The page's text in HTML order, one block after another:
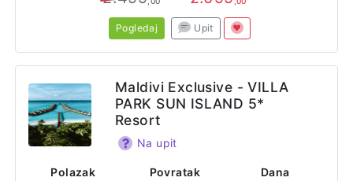
Pogledaj Upit
Polazak
Povratak
Dana
Maldivi Exclusive - VILLA
PARK SUN ISLAND 5*
Resort
Na upit